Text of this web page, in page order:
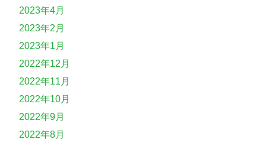
2023年4月
2023年2月
2023年1月
2022年12月
2022年11月
2022年10月
2022年9月
2022年8月